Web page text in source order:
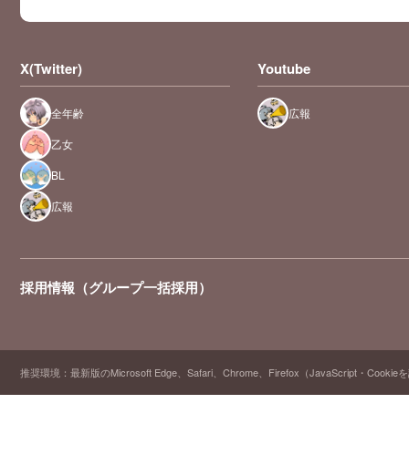
X(Twitter)
全年齢
乙女
BL
広報
Youtube
広報
採用情報（グループ一括採用）
推奨環境：最新版のMicrosoft Edge、Safari、Chrome、Firefox（JavaScript・Cookie